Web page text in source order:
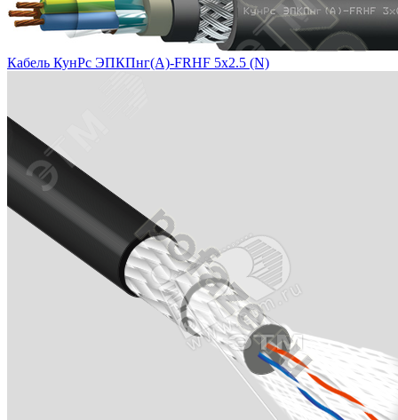
Кабель КунРс ЭПКПнг(А)-FRHF 5х2.5 (N)